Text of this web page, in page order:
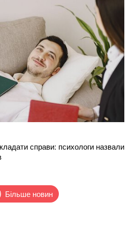
справи: психологи назвали
Більше новин